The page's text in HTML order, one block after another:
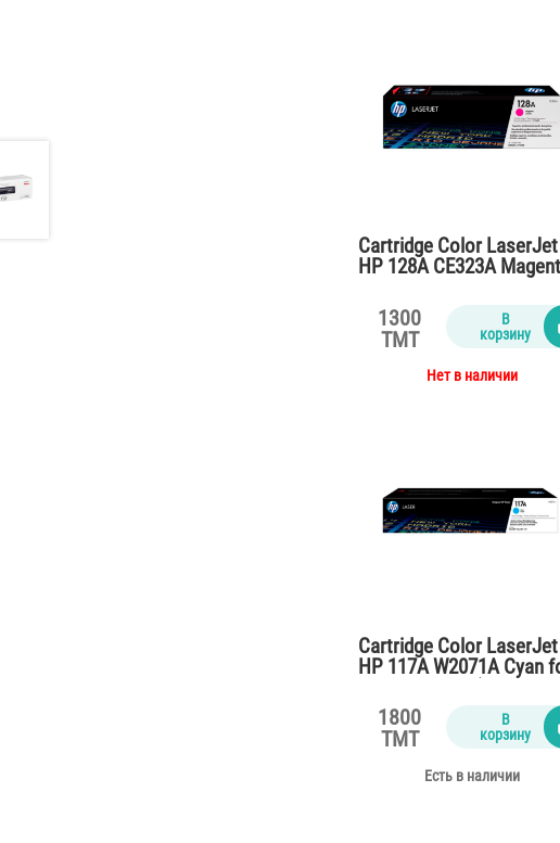
Cartridge Color LaserJet
HP 128A CE323A
(1300 pages)
1300
TMT
В
корзину
Нет в наличии
Cartridge Color LaserJet
HP 117A W2071A Cyan
1800
TMT
В
корзину
Есть в наличии